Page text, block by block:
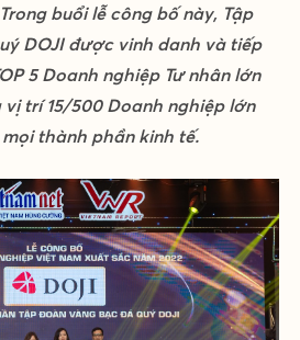
buổi lễ công bố này, Tập
DOJI được vinh danh và tiếp
5 Doanh nghiệp Tư nhân lớn
trí 15/500 Doanh nghiệp lớn
thành phần kinh tế.